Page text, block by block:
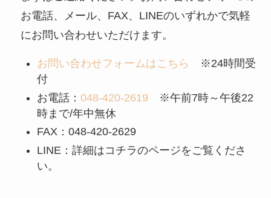
お電話、メール、FAX、LINEのいずれかで気軽
にお問い合わせいただけます。
お問い合わせフォームはこちら
※24時間受
付
お電話： 048-420-2619 ※午前7時～午後22
時まで/年中無休
FAX：048-420-2629
LINE：詳細はコチラのページをご覧くださ
い。